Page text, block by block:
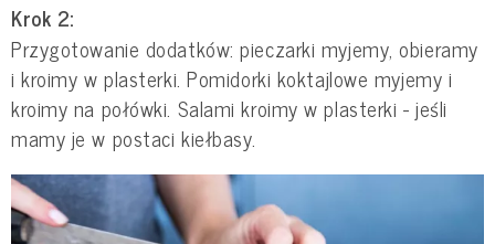
Krok 2:
Przygotowanie dodatków: pieczarki myjemy, obieramy
i kroimy w plasterki. Pomidorki koktajlowe myjemy i
kroimy na połówki. Salami kroimy w plasterki - jeśli
mamy je w postaci kiełbasy.